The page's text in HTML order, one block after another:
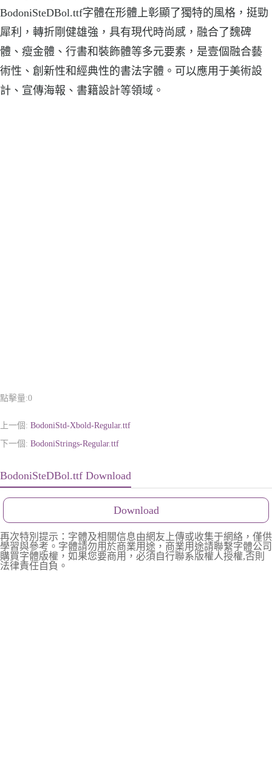
BodoniSteDBol.ttf字體在形體上彰顯了獨特的風格，挺勁
犀利，轉折剛健雄強，具有現代時尚感，融合了魏碑
體、瘦金體、行書和裝飾體等多元要素，是壹個融合藝
術性、創新性和經典性的書法字體。可以應用于美術設
計、宣傳海報、書籍設計等領域。
點擊量:0
上一個: BodoniStd-Xbold-Regular.ttf
下一個: BodoniStrings-Regular.ttf
BodoniSteDBol.ttf Download
Download
再次特別提示：字體及相關信息由網友上傳或收集于網絡，僅供
學習與參考。字體請勿用於商業用途，商業用途請聯繫字體公司
購買字體版權，如果您要商用，必須自行聯系版權人授權,否則
法律責任自負。